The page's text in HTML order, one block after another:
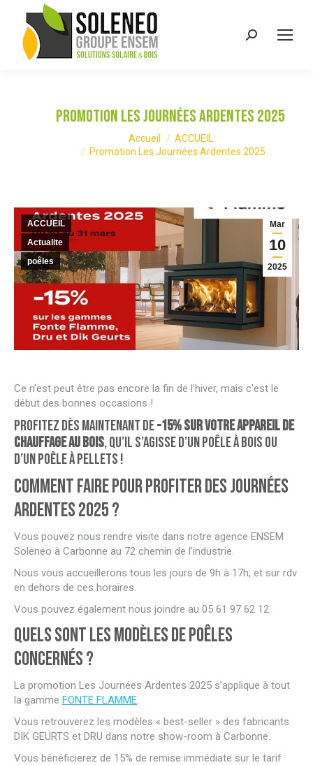
Recherche
Promotion Les Journées Ardentes 2025
Accueil
ACCUEIL
Promotion Les Journées Ardentes 2025
Mar
10
2025
ACCUEIL
Actualite
poêles
Ce n’est peut être pas encore la fin de l’hiver, mais c’est le
début des bonnes occasions !
Profitez dès maintenant de-15% sur votre appareil de
chauffage au bois, qu’il s’agisse d’un poêle à bois ou
d’un poêle à pellets !
Comment faire pour profiter des Journées
Ardentes 2025 ?
Vous pouvez nous rendre visite dans notre agence ENSEM
Soleneo à Carbonne au 72 chemin de l’industrie.
Nous vous accueillerons tous les jours de 9h à 17h, et sur rdv
en dehors de ces horaires.
Vous pouvez également nous joindre au 05 61 97 62 12.
Quels sont les modèles de poêles
concernés ?
La promotion Les Journées Ardentes 2025 s’applique à tout
la gamme FONTE FLAMME.
Vous retrouverez les modèles « best-seller » des fabricants
DIK GEURTS et DRU dans notre show-room à Carbonne.
Vous bénéficierez de 15% de remise immédiate sur le tarif